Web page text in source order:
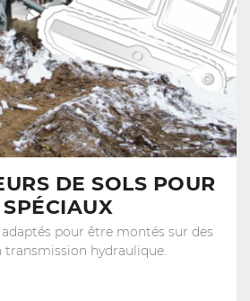
DE SOLS POUR
pour être montés sur des
transmission hydraulique.